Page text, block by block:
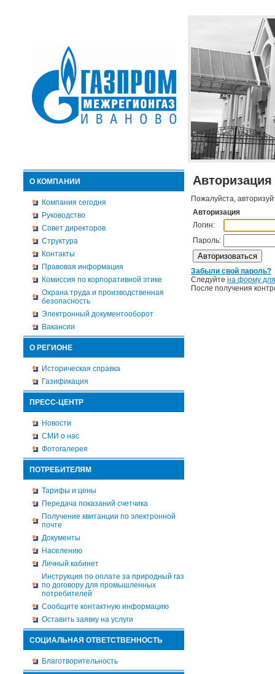
О КОМПАНИИ
Компания сегодня
Руководство
Совет директоров
Структура
Контакты
Правовая информация
Комиссия по корпоративной этике
Охрана труда и производственная
безопасность
Электронный документооборот
Вакансии
О РЕГИОНЕ
Историческая справка
Газификация
ПРЕСС-ЦЕНТР
Новости
СМИ о нас
Фотогалерея
ПОТРЕБИТЕЛЯМ
Тарифы и цены
Передача показаний счетчика
Получение квитанции по электронной
почте
Документы
Населению
Личный кабинет
Инструкция по оплате за природный газ
по договору для промышленных
потребителей
Сообщите контактную информацию
Оставить заявку на услуги
СОЦИАЛЬНАЯ ОТВЕТСТВЕННОСТЬ
Благотворительность
Авторизация
Пожалуйста,
Авторизация
Логин:
Пароль:
Забыли свой пароль?
Следуйте на форму
После получения